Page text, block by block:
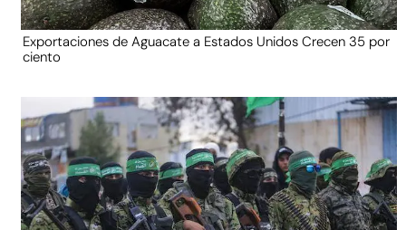
Exportaciones de Aguacate a Estados Unidos Crecen 35 por
ciento